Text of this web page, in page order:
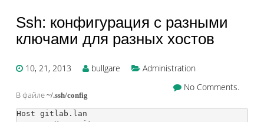
Ssh: конфигурация с разными
ключами для разных хостов
10, 21, 2013 bullgare
Administration
No Comments.
В файле ~/.ssh/config
Host gitlab.lan